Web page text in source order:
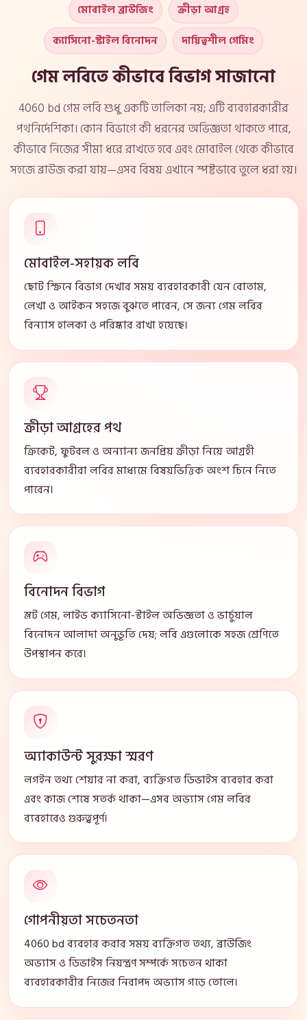
মোবাইল ব্রাউজিং
ক্রীড়া আগ্রহ
ক্যাসিনো-স্টাইল বিনোদন
দায়িত্বশীল গেমিং
গেম লবিতে কীভাবে বিভাগ সাজানো
4060 bd গেম লবি শুধু একটি তালিকা নয়; এটি ব্যবহারকারীর
পথনির্দেশিকা। কোন বিভাগে কী ধরনের অভিজ্ঞতা থাকতে পারে,
কীভাবে নিজের সীমা ধরে রাখতে হবে এবং মোবাইল থেকে কীভাবে
সহজে ব্রাউজ করা যায়—এসব বিষয় এখানে স্পষ্টভাবে তুলে ধরা হয়।
মোবাইল-সহায়ক লবি
ছোট স্ক্রিনে বিভাগ দেখার সময় ব্যবহারকারী যেন বোতাম,
লেখা ও আইকন সহজে বুঝতে পারেন, সে জন্য গেম লবির
বিন্যাস হালকা ও পরিষ্কার রাখা হয়েছে।
ক্রীড়া আগ্রহের পথ
ক্রিকেট, ফুটবল ও অন্যান্য জনপ্রিয় ক্রীড়া নিয়ে আগ্রহী
ব্যবহারকারীরা লবির মাধ্যমে বিষয়ভিত্তিক অংশ চিনে নিতে
পারেন।
বিনোদন বিভাগ
স্লট গেম, লাইভ ক্যাসিনো-স্টাইল অভিজ্ঞতা ও ভার্চুয়াল
বিনোদন আলাদা অনুভূতি দেয়; লবি এগুলোকে সহজ শ্রেণিতে
উপস্থাপন করে।
অ্যাকাউন্ট সুরক্ষা স্মরণ
লগইন তথ্য শেয়ার না করা, ব্যক্তিগত ডিভাইস ব্যবহার করা
এবং কাজ শেষে সতর্ক থাকা—এসব অভ্যাস গেম লবির
ব্যবহারেও গুরুত্বপূর্ণ।
গোপনীয়তা সচেতনতা
4060 bd ব্যবহার করার সময় ব্যক্তিগত তথ্য, ব্রাউজিং
অভ্যাস ও ডিভাইস নিয়ন্ত্রণ সম্পর্কে সচেতন থাকা
ব্যবহারকারীর নিজের নিরাপদ অভ্যাস গড়ে তোলে।